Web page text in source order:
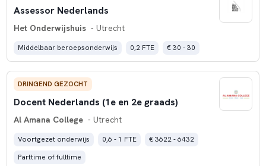
Assessor Nederlands
Het Onderwijshuis - Utrecht
Middelbaar beroepsonderwijs 0,2 FTE € 30 - 30
DRINGEND GEZOCHT
Docent Nederlands (1e en 2e graads)
Al Amana College - Utrecht
Voortgezet onderwijs 0,6 - 1 FTE
€ 3622 - 6432
Parttime of fulltime